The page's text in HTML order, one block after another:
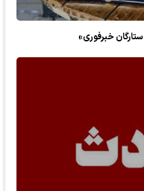
خبرفوری»